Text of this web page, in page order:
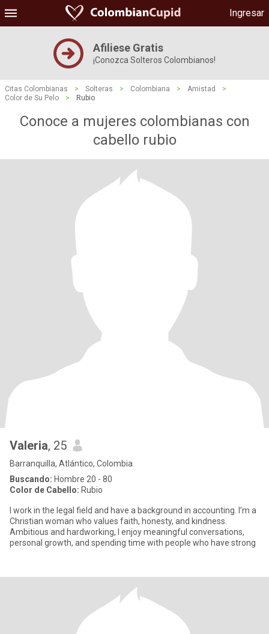
Ingresar
Afiliese Gratis
¡Conozca Solteros Colombianos!
Citas Colombianas > Solteras > Colombiana > Amistad
>
Color de Su Pelo
> Rubio
Conoce a mujeres colombianas con
cabello rubio
Valeria, 25
Barranquilla, Atlántico, Colombia
Buscando: Hombre 20 - 80
Color de Cabello: Rubio
I work in the legal field and have a background in accounting. I’m a
Christian woman who values faith, honesty, and kindness.
Ambitious and hardworking, I enjoy meaningful conversations,
personal growth, and spending time with people who have strong